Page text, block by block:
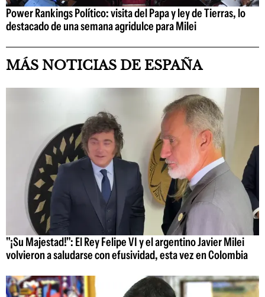
Power Rankings Político: visita del Papa y ley de Tierras, lo
destacado de una semana agridulce para Milei
MÁS NOTICIAS DE ESPAÑA
"¡Su Majestad!": El Rey Felipe VI y el argentino Javier Milei
volvieron a saludarse con efusividad, esta vez en Colombia